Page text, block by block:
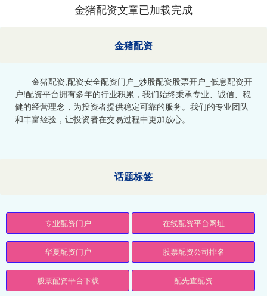
金猪配资文章已加载完成
金猪配资
金猪配资,配资安全配资门户_炒股配资股票开户_低息配资开
户!配资平台拥有多年的行业积累，我们始终秉承专业、诚信、稳
健的经营理念，为投资者提供稳定可靠的服务。我们的专业团队
和丰富经验，让投资者在交易过程中更加放心。
话题标签
专业配资门户 在线配资平台网址
华夏配资门户 股票配资公司排名
股票配资平台下载 配先查配资